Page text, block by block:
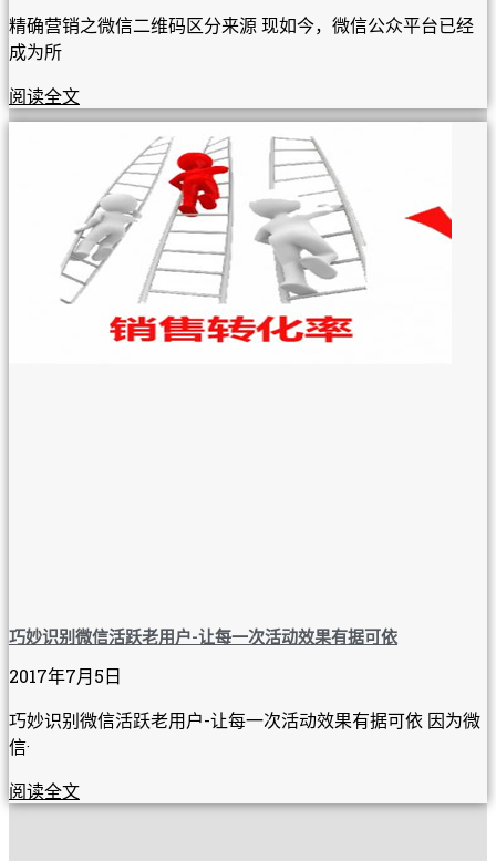
精确营销之微信二维码区分来源 现如今，微信公众平台已经
成为所
阅读全文
巧妙识别微信活跃老用户-让每一次活动效果有据可依
2017年7月5日
巧妙识别微信活跃老用户-让每一次活动效果有据可依 因为微
信·
阅读全文